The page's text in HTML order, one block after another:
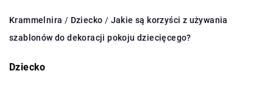
Krammelnira / Dziecko / Jakie są korzyści z używania
szablonów do dekoracji pokoju dziecięcego?
Dziecko